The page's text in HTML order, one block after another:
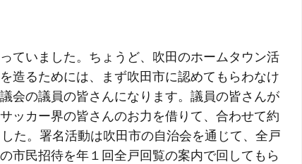
ていました。ちょうど、吹田のホームタウン活
造るためには、まず吹田市に認めてもらわなけ
会の議員の皆さんになります。議員の皆さんが
ッカー界の皆さんのお力を借りて、合わせて約
た。署名活動は吹田市の自治会を通じて、全戸
市民招待を年１回全戸回覧の案内で回してもら